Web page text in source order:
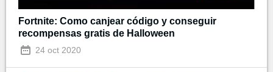
Fortnite: Como canjear código y conseguir
recompensas gratis de Halloween
24 oct 2020